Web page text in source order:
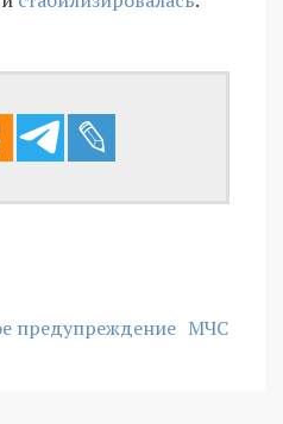
предупреждение МЧС